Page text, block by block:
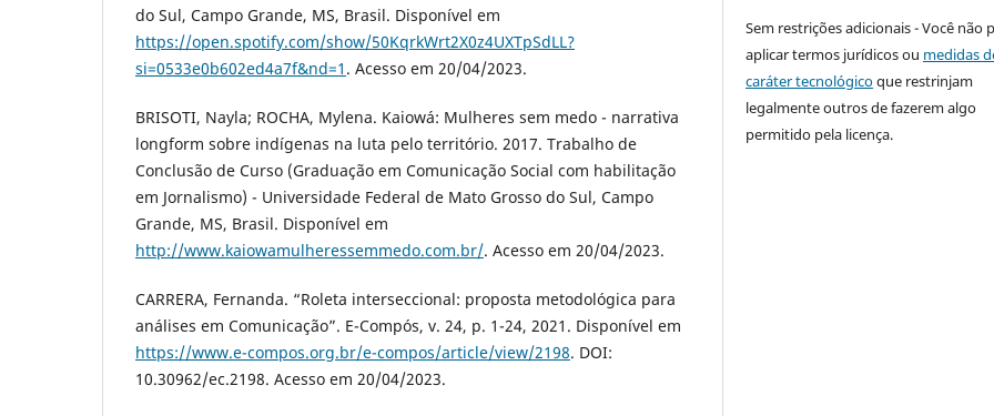
do Sul, Campo Grande, MS, Brasil. Disponível em
https://open.spotify.com/show/50KqrkWrt2X0z4UXTpSdLL?
si=0533e0b602ed4a7f&nd=1 . Acesso em 20/04/2023.
BRISOTI, Nayla; ROCHA, Mylena. Kaiowá: Mulheres sem medo - narrativa
longform sobre indígenas na luta pelo território. 2017. Trabalho de
Conclusão de Curso (Graduação em Comunicação Social com habilitação
em Jornalismo) - Universidade Federal de Mato Grosso do Sul, Campo
Grande, MS, Brasil. Disponível em
http://www.kaiowamulheressemmedo.com.br/. Acesso em 20/04/2023.
CARRERA, Fernanda. “Roleta interseccional: proposta metodológica para
análises em Comunicação”. E-Compós, v. 24, p. 1-24, 2021. Disponível em
https://www.e-compos.org.br/e-compos/article/view/2198. DOI:
10.30962/ec.2198. Acesso em 20/04/2023.
Sem restrições adicionais - Você não
aplicar termos jurídicos ou medidas
caráter tecnológicoque restrinjam
legalmente outros de fazerem algo
permitido pela licença.